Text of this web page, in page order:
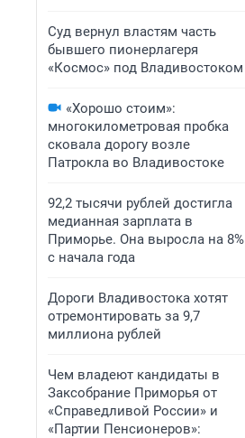
Суд вернул властям часть
бывшего пионерлагеря
«Космос» под Владивостоком
«Хорошо стоим»:
многокилометровая пробка
сковала дорогу возле
Патрокла во Владивостоке
92,2 тысячи рублей достигла
медианная зарплата в
Приморье. Она выросла на 8%
с начала года
Дороги Владивостока хотят
отремонтировать за 9,7
миллиона рублей
Чем владеют кандидаты в
Заксобрание Приморья от
«Справедливой России» и
«Партии Пенсионеров»: